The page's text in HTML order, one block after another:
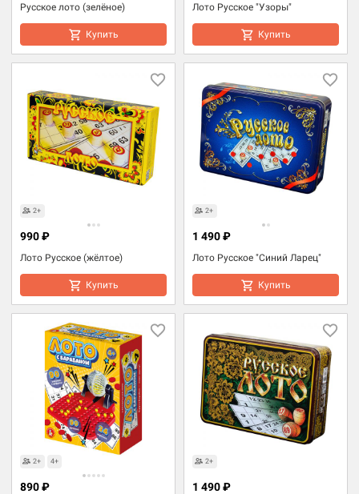
Русское лото (зелёное)
Купить
Лото Русское "Узоры"
Купить
2+
Лото Русское (жёлтое)
990 ₽
Купить
2+
Лото Русское "Синий Ларец"
1 490 ₽
Купить
2+ 4+
890 ₽
2+
1 490 ₽